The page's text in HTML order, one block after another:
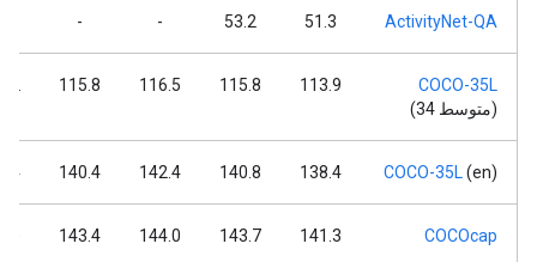
ActivityNet-QA
51.3
53.2
-
-
COCO-35L
(متوسط ​​34)
113.9
115.8
116.5
115.8
COCO-35L (en)
138.4
140.8
142.4
140.4
COCOcap
141.3
143.7
144.0
143.4